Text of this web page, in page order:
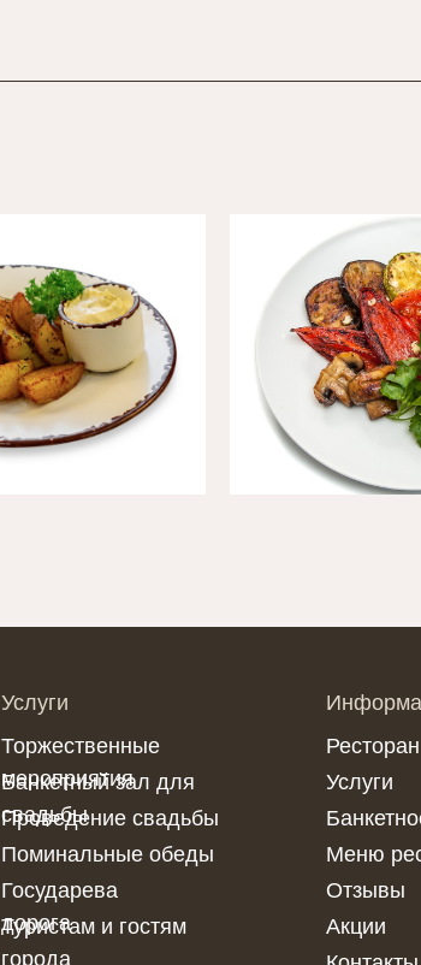
Услуги
Государева
дорога
Торжественные
мероприятия
Поминальные обеды
Банкетный зал для
свадьбы
Проведение свадьбы
Туристам и гостям
города
Ресторан
Услуги
Меню
Отзывы
Акции